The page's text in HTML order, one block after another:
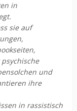
in
sie auf
und
ihre
in rassistisch